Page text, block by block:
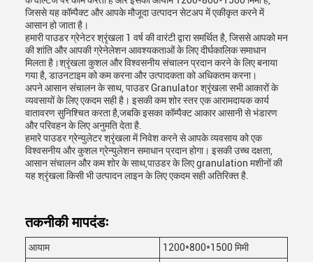
जिससे यह कॉम्पैक्ट और आपके मौजूदा उत्पादन सेटअप में एकीकृत करने में
आसान हो जाता है।
हमारी पाउडर ग्रेनेटर श्रृंखला 1 वर्ष की वारंटी द्वारा समर्थित है, जिससे आपको मन
की शांति और आपकी ग्रेनेलेशन आवश्यकताओं के लिए दीर्घकालिक समाधान
मिलता है।श्रृंखला कुशल और विश्वसनीय संचालन प्रदान करने के लिए बनाया
गया है, डाउनटाइम को कम करना और उत्पादकता को अधिकतम करना।
अपने आसान संचालन के साथ, पाउडर Granulator श्रृंखला सभी आकारों के
व्यवसायों के लिए एकदम सही है। इसकी कम शोर स्तर एक आरामदायक कार्य
वातावरण सुनिश्चित करता है,जबकि इसका कॉम्पैक्ट आकार आसानी से भंडारण
और परिवहन के लिए अनुमति देता है.
हमारे पाउडर ग्रेन्युलेटर श्रृंखला में निवेश करने से आपके व्यवसाय को एक
विश्वसनीय और कुशल ग्रेन्युलेशन समाधान प्रदान होगा। इसकी उच्च दक्षता,
आसान संचालन और कम शोर के साथ,पाउडर के लिए granulation मशीनों की
यह श्रृंखला किसी भी उत्पादन लाइन के लिए एकदम सही अतिरिक्त है.
तकनीकी मापदंडः
आयाम
1200*800*1500 मिमी